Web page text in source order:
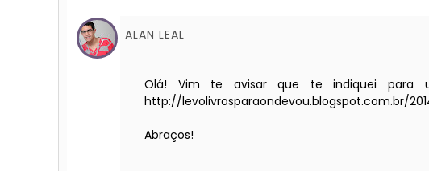
ALAN LEAL
Olá! Vim te avisar que te indiquei
http://levolivrosparaondevou.blogspot.com.br/
Abraços!